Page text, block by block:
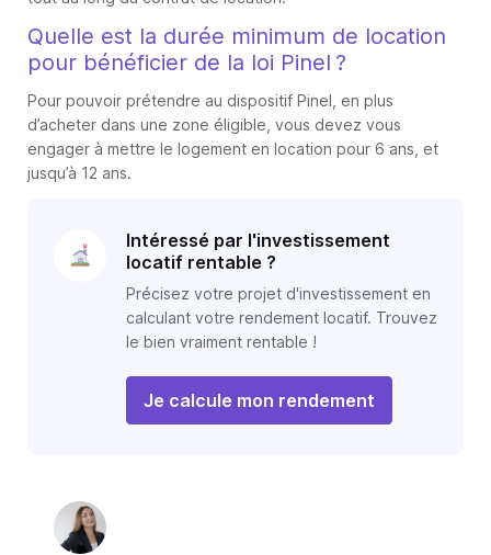
Quelle est la durée minimum de location
pour bénéficier de la loi Pinel ?
Pour pouvoir prétendre au dispositif Pinel, en plus
d’acheter dans une zone éligible, vous devez vous
engager à mettre le logement en location pour 6 ans, et
jusqu’à 12 ans.
Intéressé par l'investissement
locatif rentable ?
Précisez votre projet d'investissement en
calculant votre rendement locatif. Trouvez
le bien vraiment rentable !
Je calcule mon rendement